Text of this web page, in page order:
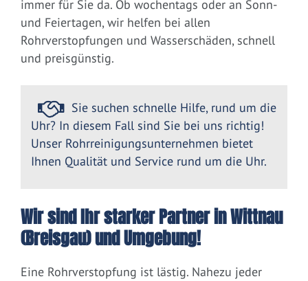
immer für Sie da. Ob wochentags oder an Sonn-
und Feiertagen, wir helfen bei allen
Rohrverstopfungen und Wasserschäden, schnell
und preisgünstig.
Sie suchen schnelle Hilfe, rund um die
Uhr? In diesem Fall sind Sie bei uns richtig!
Unser Rohrreinigungsunternehmen bietet
Ihnen Qualität und Service rund um die Uhr.
Wir sind Ihr starker Partner in Wittnau
(Breisgau) und Umgebung!
Eine Rohrverstopfung ist lästig. Nahezu jeder